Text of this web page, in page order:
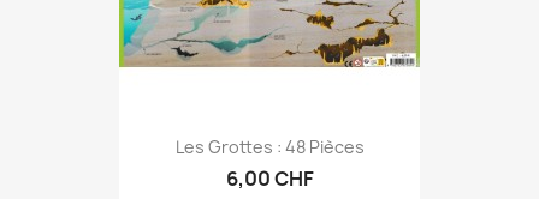
Les Grottes : 48 Pièces
6,00 CHF